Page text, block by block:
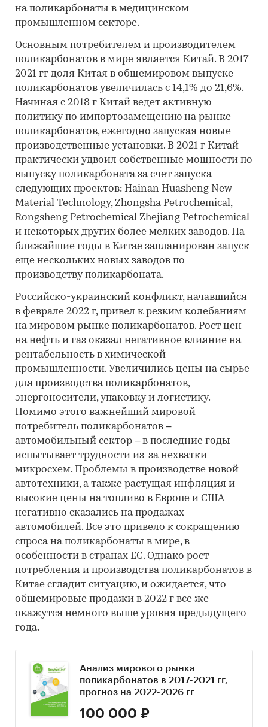
на поликарбонаты в медицинском
промышленном секторе.
Основным потребителем и производителем
поликарбонатов в мире является Китай. В 2017-
2021 гг доля Китая в общемировом выпуске
поликарбонатов увеличилась с 14,1% до 21,6%.
Начиная с 2018 г Китай ведет активную
политику по импортозамещению на рынке
поликарбонатов, ежегодно запуская новые
производственные установки. В 2021 г Китай
практически удвоил собственные мощности по
выпуску поликарбоната за счет запуска
следующих проектов: Hainan Huasheng New
Material Technology, Zhongsha Petrochemical,
Rongsheng Petrochemical Zhejiang Petrochemical
и некоторых других более мелких заводов. На
ближайшие годы в Китае запланирован запуск
еще нескольких новых заводов по
производству поликарбоната.
Российско-украинский конфликт, начавшийся
в феврале 2022 г, привел к резким колебаниям
на мировом рынке поликарбонатов. Рост цен
на нефть и газ оказал негативное влияние на
рентабельность в химической
промышленности. Увеличились цены на сырье
для производства поликарбонатов,
энергоносители, упаковку и логистику.
Помимо этого важнейший мировой
потребитель поликарбонатов –
автомобильный сектор – в последние годы
испытывает трудности из-за нехватки
микросхем. Проблемы в производстве новой
автотехники, а также растущая инфляция и
высокие цены на топливо в Европе и США
негативно сказались на продажах
автомобилей. Все это привело к сокращению
спроса на поликарбонаты в мире, в
особенности в странах ЕС. Однако рост
потребления и производства поликарбонатов в
Китае сгладит ситуацию, и ожидается, что
общемировые продажи в 2022 г все же
окажутся немного выше уровня предыдущего
года.
Анализ мирового рынка
поликарбонатов в 2017-2021 гг,
прогноз на 2022-2026 гг
100 000 ₽